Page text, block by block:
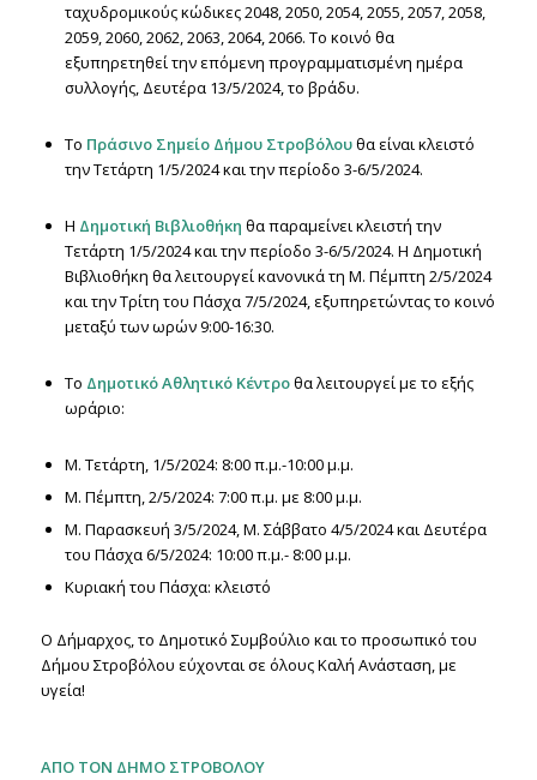
ταχυδρομικούς κώδικες 2048, 2050, 2054, 2055, 2057, 2058,
2059, 2060, 2062, 2063, 2064, 2066. Το κοινό θα
εξυπηρετηθεί την επόμενη προγραμματισμένη ημέρα
συλλογής, Δευτέρα 13/5/2024, το βράδυ.
Το Πράσινο Σημείο Δήμου Στροβόλουθα είναι κλειστό
την Τετάρτη 1/5/2024 και την περίοδο 3-6/5/2024.
Η Δημοτική Βιβλιοθήκη θα παραμείνει κλειστή την
Τετάρτη 1/5/2024 και την περίοδο 3-6/5/2024. Η Δημοτική
Βιβλιοθήκη θα λειτουργεί κανονικά τη Μ. Πέμπτη 2/5/2024
και την Τρίτη του Πάσχα 7/5/2024, εξυπηρετώντας το κοινό
μεταξύ των ωρών 9:00-16:30.
Το Δημοτικό Αθλητικό Κέντροθα λειτουργεί με το εξής
ωράριο:
Μ. Τετάρτη, 1/5/2024: 8:00 π.μ.-10:00 μ.μ.
Μ. Πέμπτη, 2/5/2024: 7:00 π.μ. με 8:00 μ.μ.
Μ. Παρασκευή 3/5/2024, Μ. Σάββατο 4/5/2024 και Δευτέρα
του Πάσχα 6/5/2024: 10:00 π.μ.- 8:00 μ.μ.
Κυριακή του Πάσχα: κλειστό
Ο Δήμαρχος, το Δημοτικό Συμβούλιο και το προσωπικό του
Δήμου Στροβόλου εύχονται σε όλους Καλή Ανάσταση, με
υγεία!
ΑΠΟ ΤΟΝ ΔΗΜΟ ΣΤΡΟΒΟΛΟΥ